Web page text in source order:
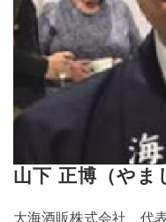
山下 正博（やま
大海酒販株式会社 代